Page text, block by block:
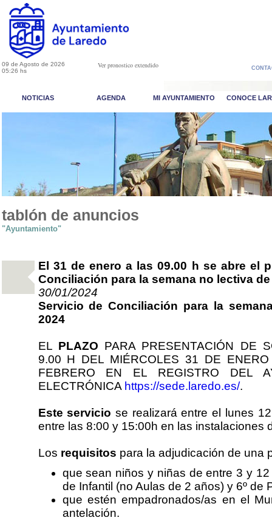
09 de Agosto de 2026
05:26 hs
Ver pronostico extendido
NOTICIAS AGENDA MI AYUNTAMIENTO CONOCE
tablón de anuncios
"Ayuntamiento"
El 31 de enero a las 09.00 h se abre el
Conciliación para la semana no lectiva
30/01/2024
Servicio de Conciliación para la
2024
EL PLAZO PARA PRESENTACIÓN DE
9.00 H DEL MIÉRCOLES 31 DE
FEBRERO EN EL REGISTRO DEL
ELECTRÓNICA https://sede.laredo.es/.
Este servicio se realizará entre el lunes
entre las 8:00 y 15:00h en las instalaciones
Los requisitos para la adjudicación de una
que sean niños y niñas de entre 3 y
de Infantil (no Aulas de 2 años) y 6º de
que estén empadronados/as en el
antelación.